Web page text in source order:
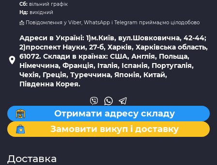
Сб: вільний графік
Нд: вихідний
📩 Повідомлення у Viber, WhatsApp і Telegram приймаємо цілодобово
Адреси в Україні: 1)м.Київ, вул.Шовковична, 42-44;
2)проспект Науки, 27-б, Харків, Харківська область,
61072. Склади в країнах: США, Англія, Польща,
Німеччина, Франція, Італія, Іспанія, Португалія,
Чехія, Греція, Туреччина, Японія, Китай,
Південна Корея.
Отримати адресу складу
Замовити викуп і доставку
Доставка